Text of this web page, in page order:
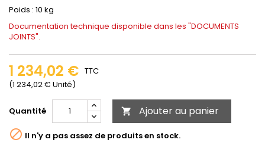
Poids : 10 kg
Documentation technique disponible dans les "DOCUMENTS
JOINTS".
1 234,02 €
(1 234,02 € Unité)
TTC
Quantité  Ajouter au panier
 Il n'y a pas assez de produits en stock.